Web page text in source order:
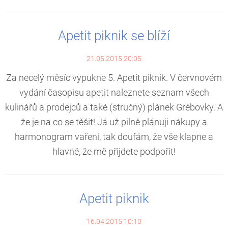
Apetit piknik se blíží
21.05.2015 20:05
Za necelý měsíc vypukne 5. Apetit piknik. V červnovém
vydání časopisu apetit naleznete seznam všech
kulinářů a prodejců a také (stručný) plánek Grébovky. A
že je na co se těšit! Já už pilně plánuji nákupy a
harmonogram vaření, tak doufám, že vše klapne a
hlavně, že mě přijdete podpořit!
Apetit piknik
16.04.2015 10:10